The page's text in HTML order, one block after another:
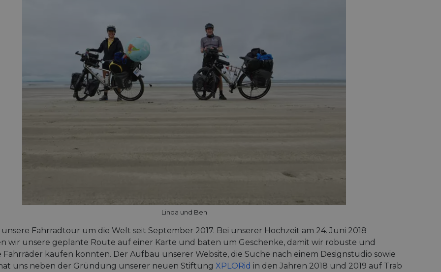
Linda und Ben
Fahrradtour um die Welt seit September 2017. Bei unserer Hochzeit am 24. Juni 2018
wir unsere geplante Route auf einer Karte und baten um Geschenke, damit wir robuste und
Fahrräder kaufen konnten. Der Aufbau unserer Website, die Suche nach einem Designstudio sowie
uns neben der Gründung unserer neuen Stiftung XPLORid in den Jahren 2018 und 2019 auf Trab